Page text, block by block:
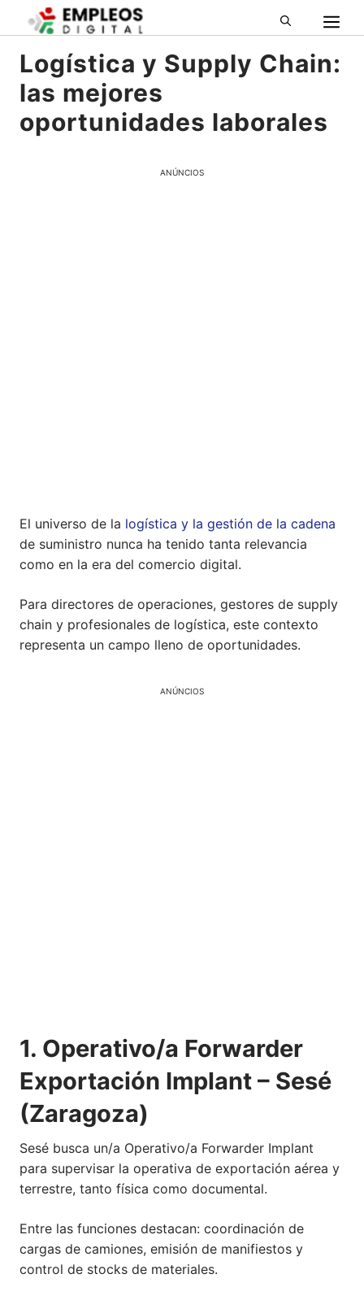
Pular
para
conteúdo
Logística y Supply Chain:
las mejores
oportunidades laborales
ANÚNCIOS
El universo de la logística y la gestión de la cadena
de suministro nunca ha tenido tanta relevancia
como en la era del comercio digital.
Para directores de operaciones, gestores de supply
chain y profesionales de logística, este contexto
representa un campo lleno de oportunidades.
ANÚNCIOS
1. Operativo/a Forwarder
Exportación Implant – Sesé
(Zaragoza)
Sesé busca un/a Operativo/a Forwarder Implant
para supervisar la operativa de exportación aérea y
terrestre, tanto física como documental.
Entre las funciones destacan: coordinación de
cargas de camiones, emisión de manifiestos y
control de stocks de materiales.